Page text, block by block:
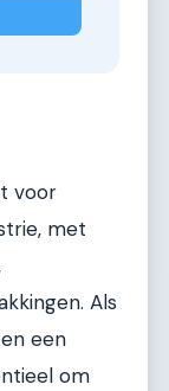
voor
met
Als
een
om